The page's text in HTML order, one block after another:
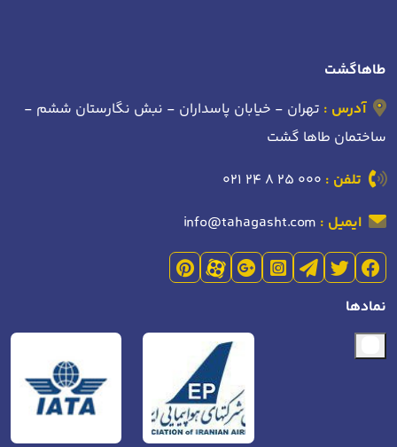
طاهاگشت
آدرس : تهران - خیابان پاسداران - نبش نگارستان ششم -
ساختمان طاها گشت
تلفن : 021 24 8 25 000
ایمیل : info@tahagasht.com
نمادها